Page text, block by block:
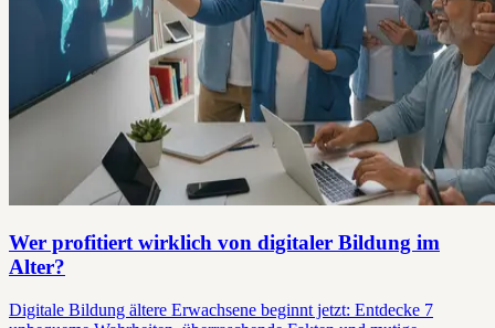
Wer profitiert wirklich von digitaler Bildung im
Alter?
Digitale Bildung ältere Erwachsene beginnt jetzt: Entdecke 7